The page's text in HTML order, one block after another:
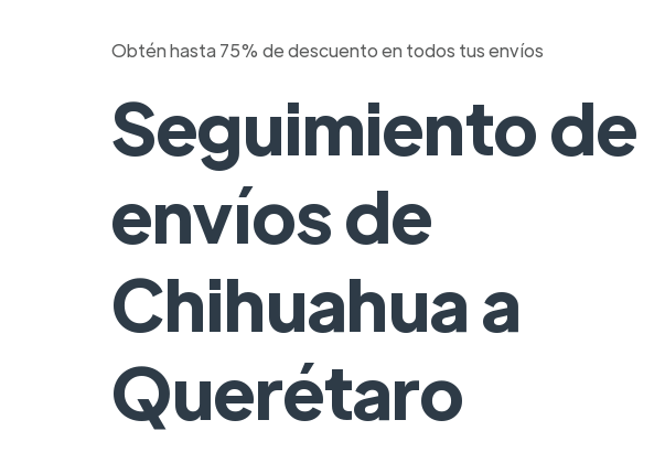
Obtén hasta 75% de descuento en todos tus envíos
Seguimiento de
envíos de
Chihuahua a
Querétaro